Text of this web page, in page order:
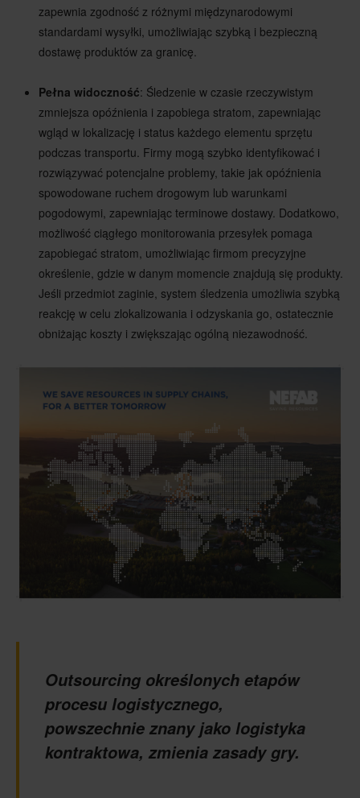
zapewnia zgodność z różnymi międzynarodowymi
standardami wysyłki, umożliwiając szybką i bezpieczną
dostawę produktów za granicę.
Pełna widoczność: Śledzenie w czasie rzeczywistym
zmniejsza opóźnienia i zapobiega stratom, zapewniając
wgląd w lokalizację i status każdego elementu sprzętu
podczas transportu. Firmy mogą szybko identyfikować i
rozwiązywać potencjalne problemy, takie jak opóźnienia
spowodowane ruchem drogowym lub warunkami
pogodowymi, zapewniając terminowe dostawy. Dodatkowo,
możliwość ciągłego monitorowania przesyłek pomaga
zapobiegać stratom, umożliwiając firmom precyzyjne
określenie, gdzie w danym momencie znajdują się produkty.
Jeśli przedmiot zaginie, system śledzenia umożliwia szybką
reakcję w celu zlokalizowania i odzyskania go, ostatecznie
obniżając koszty i zwiększając ogólną niezawodność.
Outsourcing określonych etapów
procesu logistycznego,
powszechnie znany jako logistyka
kontraktowa, zmienia zasady gry.